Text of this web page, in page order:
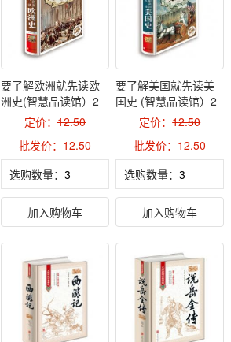
要了解欧洲就先读欧
洲史(智慧品读馆）2
定价： 12.50
批发价：12.50
选购数量：
加入购物车
要了解美国就先读美
国史 (智慧品读馆）2
定价：12.50
批发价：12.50
选购数量：
加入购物车